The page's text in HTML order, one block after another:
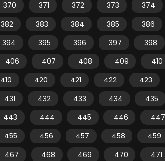
370
371 372 373 374
382
383 384 385 386
394
395 396 397 398
406
407 408 409 410
419
420 421 422 423
431
432 433 434 435
443
444 445 446 447
455
456 457 458 459
467
468 469 470 471